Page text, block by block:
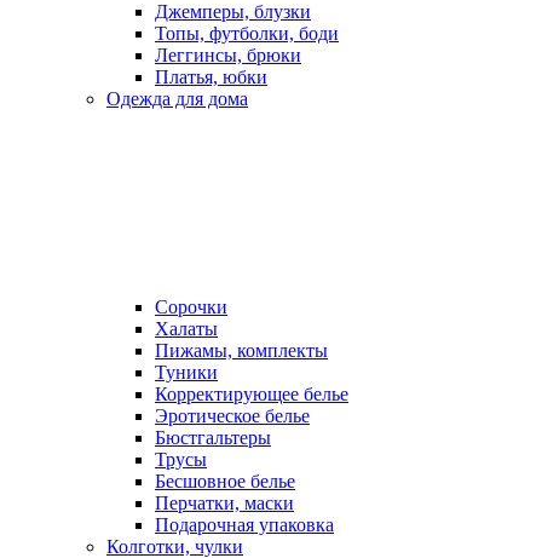
Джемперы, блузки
Топы, футболки, боди
Леггинсы, брюки
Платья, юбки
Одежда для дома
Сорочки
Халаты
Пижамы, комплекты
Туники
Корректирующее белье
Эротическое белье
Бюстгальтеры
Трусы
Бесшовное белье
Перчатки, маски
Подарочная упаковка
Колготки, чулки